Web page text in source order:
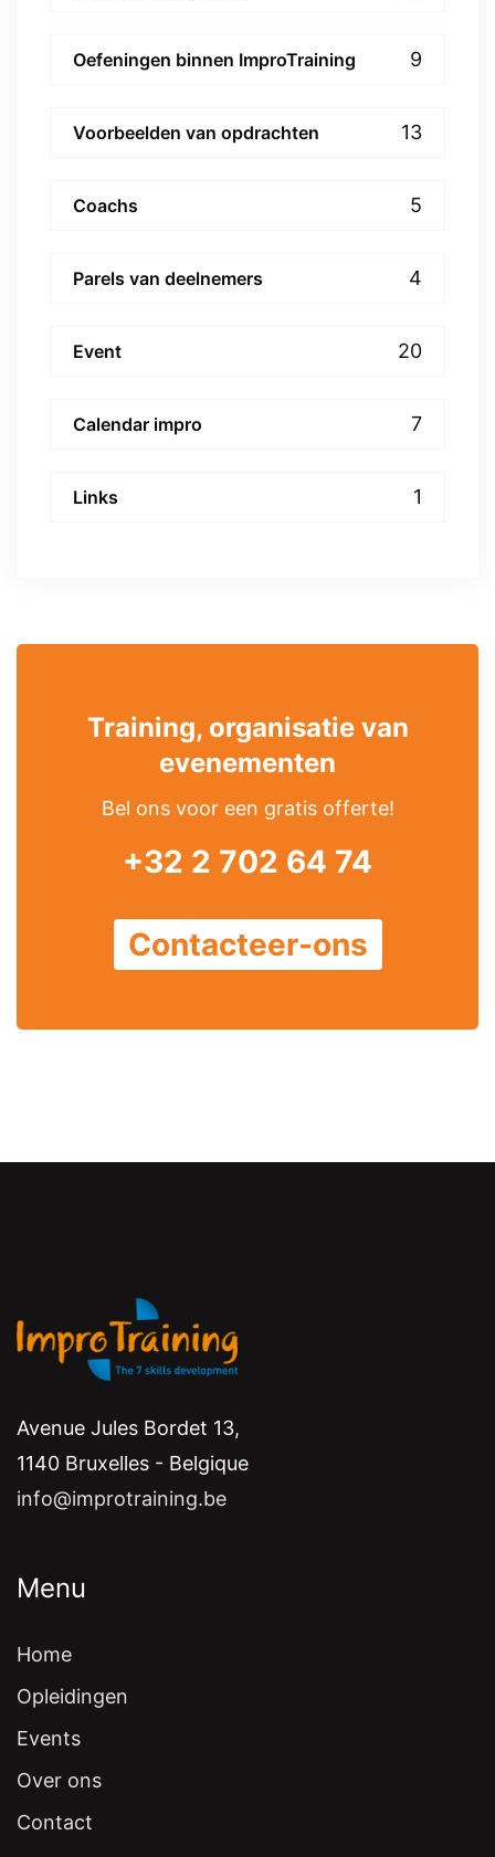
Oefeningen binnen ImproTraining 9
Voorbeelden van opdrachten 13
Coachs 5
Parels van deelnemers 4
Event 20
Calendar impro 7
Links 1
Training, organisatie van
evenementen
Bel ons voor een gratis offerte!
+32 2 702 64 74
Contacteer-ons
Avenue Jules Bordet 13,
1140 Bruxelles - Belgique
info@improtraining.be
Menu
Home
Opleidingen
Events
Over ons
Contact